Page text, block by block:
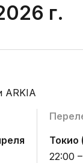
г.
ARKIA
Токио
22:00